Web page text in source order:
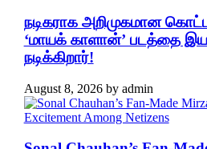
நடிகராக அறிமுகமான
‘மாயக் காளான்’ படத்தை
நடிக்கிறார்!
August 8, 2026by admin